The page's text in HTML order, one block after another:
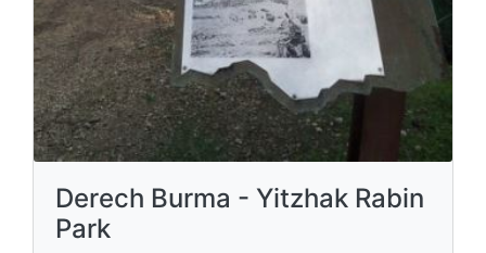
Derech Burma - Yitzhak Rabin
Park